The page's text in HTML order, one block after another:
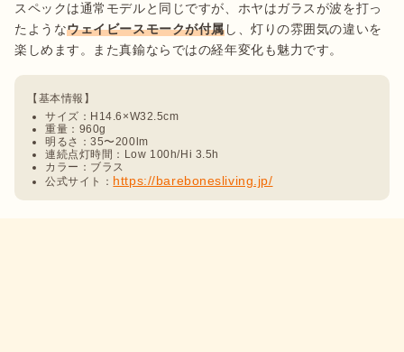
スペックは通常モデルと同じですが、ホヤはガラスが波を打っ
たようなウェイビースモークが付属し、灯りの雰囲気の違いを
サイズ：H14.6×W32.5cm
重量：960g
明るさ：35〜200lm
連続点灯時間：Low 100h/Hi 3.5h
カラー：ブラス
公式サイト： https://barebonesliving.jp/